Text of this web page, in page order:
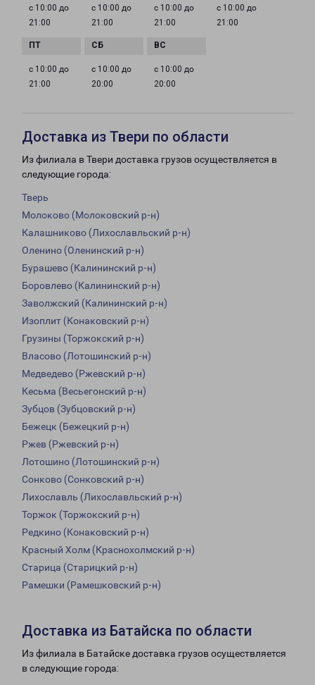
с 10:00 до
21:00
с 10:00 до
21:00
с 10:00 до
21:00
с 10:00 до
21:00
с 10:00 до
21:00
с 10:00 до
20:00
с 10:00 до
20:00
Доставка из Твери по области
Из филиала в Твери доставка грузов осуществляется в
следующие города:
Тверь
Молоково (Молоковский р-н)
Калашниково (Лихославльский р-н)
Оленино (Оленинский р-н)
Бурашево (Калининский р-н)
Боровлево (Калининский р-н)
Заволжский (Калининский р-н)
Изоплит (Конаковский р-н)
Грузины (Торжокский р-н)
Власово (Лотошинский р-н)
Медведево (Ржевский р-н)
Кесьма (Весьегонский р-н)
Зубцов (Зубцовский р-н)
Бежецк (Бежецкий р-н)
Ржев (Ржевский р-н)
Лотошино (Лотошинский р-н)
Сонково (Сонковский р-н)
Лихославль (Лихославльский р-н)
Торжок (Торжокский р-н)
Редкино (Конаковский р-н)
Красный Холм (Краснохолмский р-н)
Старица (Старицкий р-н)
Рамешки (Рамешковский р-н)
Доставка из Батайска по области
Из филиала в Батайске доставка грузов осуществляется
в следующие города: